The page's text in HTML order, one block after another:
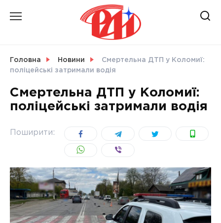
УКРАЇНА
Головна Новини
Смертельна ДТП у Коломиї:
поліцейські затримали водія
Смертельна ДТП у Коломиї:
поліцейські затримали водія
Поширити: